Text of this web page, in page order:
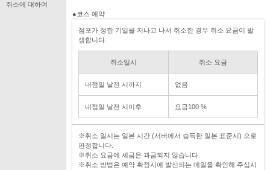
취소에 대하여
●코스 예약
점포가 정한 기일을 지나고 나서 취소한 경우 취소 요금이 발
생합니다.
취소일시 취소 요금
내점일 날전 시까지 없음
내점일 날전 시이후 요금100 %
※취소 일시는 일본 시간 (서버에서 습득한 일본 표준시) 으로
판정합니다.
※취소 요금에 세금은 과금되지 않습니다.
※취소 방법은 예약 확정시에 발신되는 메일을 확인해 주십시